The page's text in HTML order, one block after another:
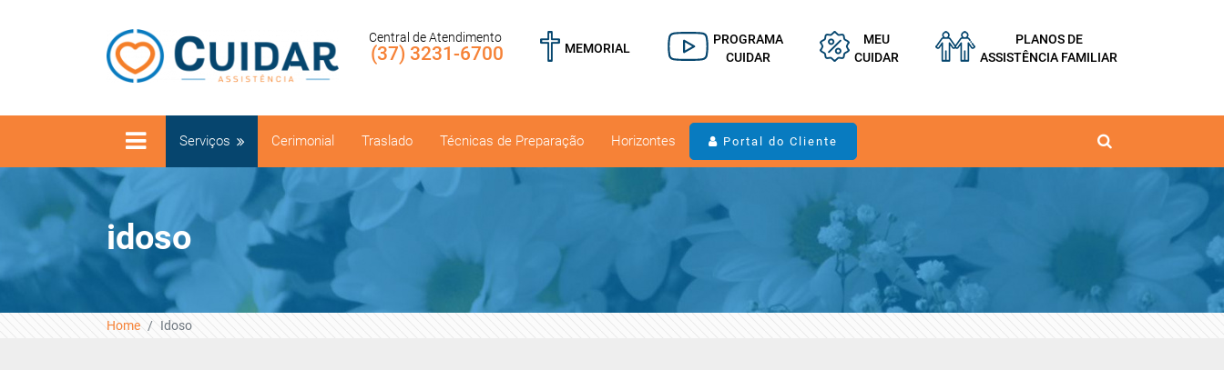
Central de Atendimento
(37) 3231-6700 MEMORIAL
PROGRAMA
CUIDAR
MEU
CUIDAR
PLANOS DE
ASSISTÊNCIA FAMILIAR
Serviços Cerimonial Traslado Técnicas de Preparação Horizontes Portal do Cliente
idoso
Home Idoso